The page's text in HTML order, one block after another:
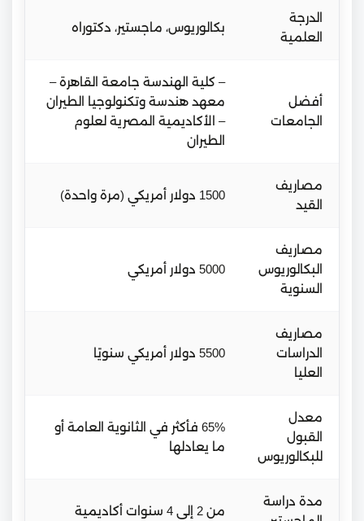
الدرجة
العلمية
بكالوريوس، ماجستير، دكتوراه
أفضل
الجامعات
– كلية الهندسة جامعة القاهرة –
معهد هندسة وتكنولوجيا الطيران
– الأكاديمية المصرية لعلوم
الطيران
مصاريف
القيد
1500 دولار أمريكي (مرة واحدة)
مصاريف
البكالوريوس
السنوية
5000 دولار أمريكي
مصاريف
الدراسات
العليا
5500 دولار أمريكي سنويًا
معدل
القبول
للبكالوريوس
65% فأكثر في الثانوية العامة أو
ما يعادلها
مدة دراسة
من 2 إلى 4 سنوات أكاديمية